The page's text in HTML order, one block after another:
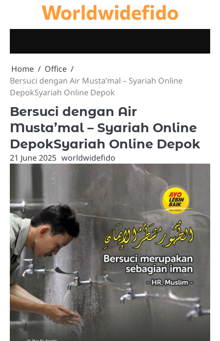
content
Worldwidefido
Home
Office
Bersuci dengan Air Musta’mal – Syariah Online
DepokSyariah Online Depok
Bersuci dengan Air
Musta’mal – Syariah Online
DepokSyariah Online Depok
21 June 2025 worldwidefido